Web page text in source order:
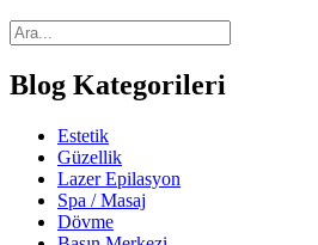
Blog Kategorileri
Estetik
Güzellik
Lazer Epilasyon
Spa / Masaj
Dövme